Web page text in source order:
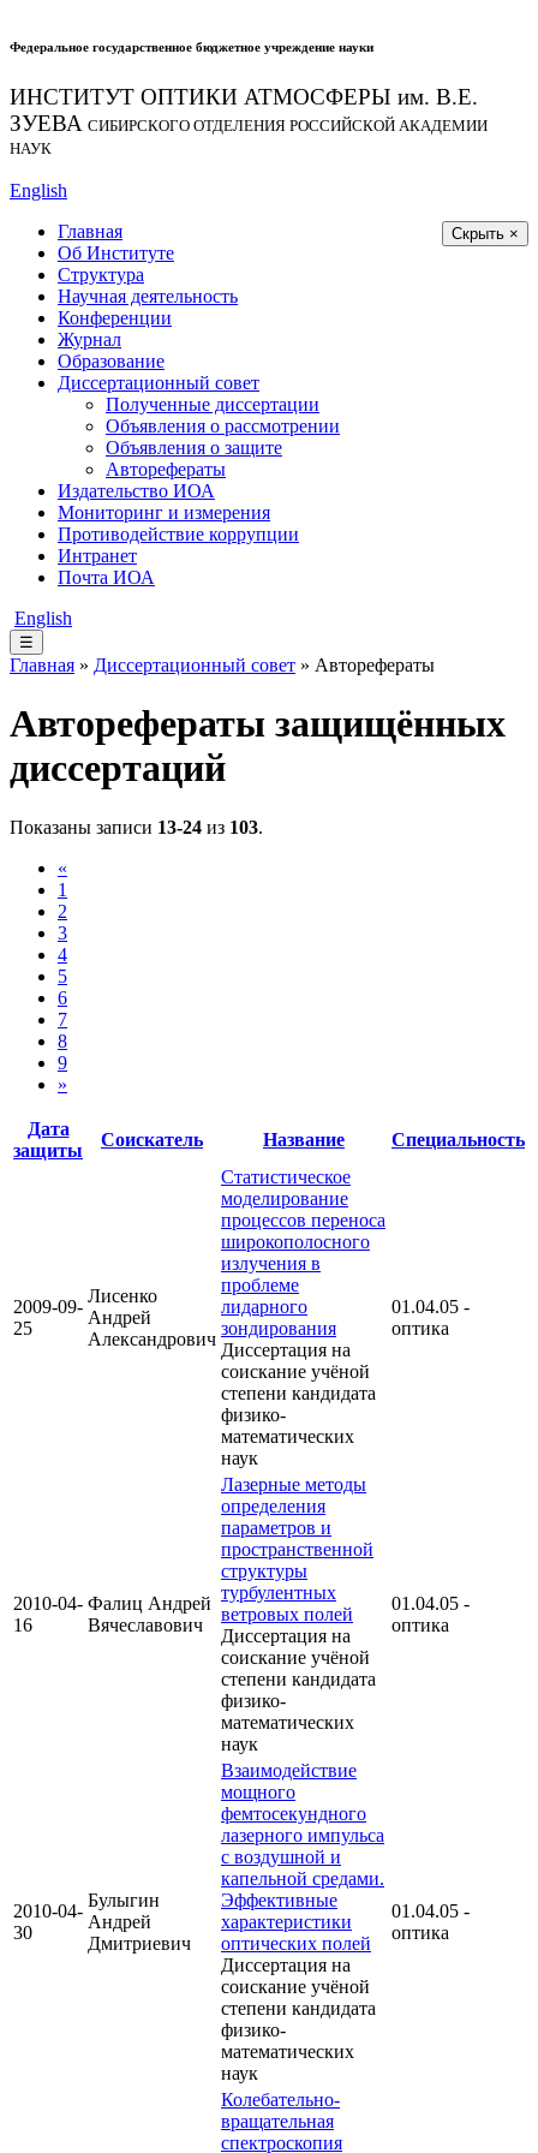
Федеральное государственное бюджетное учреждение науки
ИНСТИТУТ ОПТИКИ АТМОСФЕРЫ им. В.Е.
ЗУЕВА СИБИРСКОГО ОТДЕЛЕНИЯ РОССИЙСКОЙ АКАДЕМИИ
НАУК
English
Скрыть ×
Главная
Об Институте
Структура
Научная деятельность
Конференции
Журнал
Образование
Диссертационный совет
Полученные диссертации
Объявления о рассмотрении
Объявления о защите
Авторефераты
Издательство ИОА
Мониторинг и измерения
Противодействие коррупции
Интранет
Почта ИОА
English
☰
Главная » Диссертационный совет » Авторефераты
Авторефераты защищённых
диссертаций
Показаны записи 13-24 из 103.
«
1
2
3
4
5
6
7
8
9
»
Дата
защиты
Соискатель Название Специальность
2009-09-
25
Лисенко
Андрей
Александрович
Статистическое
моделирование
процессов переноса
широкополосного
излучения в
проблеме
лидарного
зондирования
Диссертация на
соискание учёной
степени кандидата
физико-
математических
наук
01.04.05 -
оптика
2010-04-
16
Фалиц Андрей
Вячеславович
Лазерные методы
определения
параметров и
пространственной
структуры
турбулентных
ветровых полей
Диссертация на
соискание учёной
степени кандидата
физико-
математических
наук
01.04.05 -
оптика
2010-04-
30
Булыгин
Андрей
Дмитриевич
Взаимодействие
мощного
фемтосекундного
лазерного импульса
с воздушной и
капельной средами.
Эффективные
характеристики
оптических полей
Диссертация на
соискание учёной
степени кандидата
физико-
математических
наук
01.04.05 -
оптика
Колебательно-
вращательная
спектроскопия